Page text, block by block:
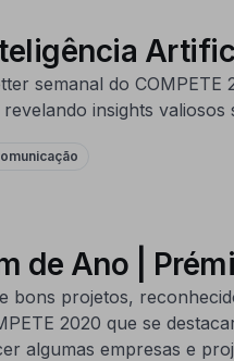
semanal do
insights
de Ano |
bons projetos,
2020 que se
algumas empresas e